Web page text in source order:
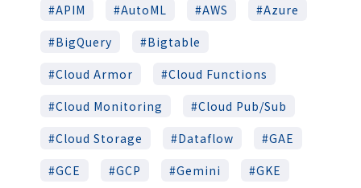
APIM
AutoML AWS
Azure
BigQuery
Bigtable
Cloud Armor
Cloud Functions
Cloud Monitoring
Cloud Pub/Sub
Cloud Storage
Dataflow
GAE
GCE
GCP Gemini
GKE